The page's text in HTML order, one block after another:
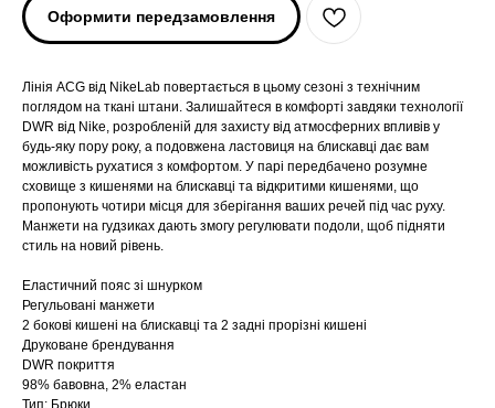
Оформити передзамовлення
Лінія ACG від NikeLab повертається в цьому сезоні з технічним
поглядом на ткані штани. Залишайтеся в комфорті завдяки технології
DWR від Nike, розробленій для захисту від атмосферних впливів у
будь-яку пору року, а подовжена ластовиця на блискавці дає вам
можливість рухатися з комфортом. У парі передбачено розумне
сховище з кишенями на блискавці та відкритими кишенями, що
пропонують чотири місця для зберігання ваших речей під час руху.
Манжети на гудзиках дають змогу регулювати подоли, щоб підняти
стиль на новий рівень.
Еластичний пояс зі шнурком
Регульовані манжети
2 бокові кишені на блискавці та 2 задні прорізні кишені
Друковане брендування
DWR покриття
98% бавовна, 2% еластан
AND WANDER
AND WANDER
ARC'TERYX
ARC'TERYX